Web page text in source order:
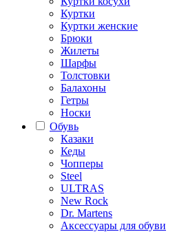
Куртки
Куртки женские
Брюки
Жилеты
Шарфы
Толстовки
Балахоны
Гетры
Носки
Обувь
Казаки
Кеды
Чопперы
Steel
ULTRAS
New Rock
Dr. Martens
Аксессуары для обуви